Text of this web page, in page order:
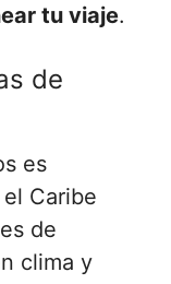
tu viaje.
de
es
Caribe
de
clima y